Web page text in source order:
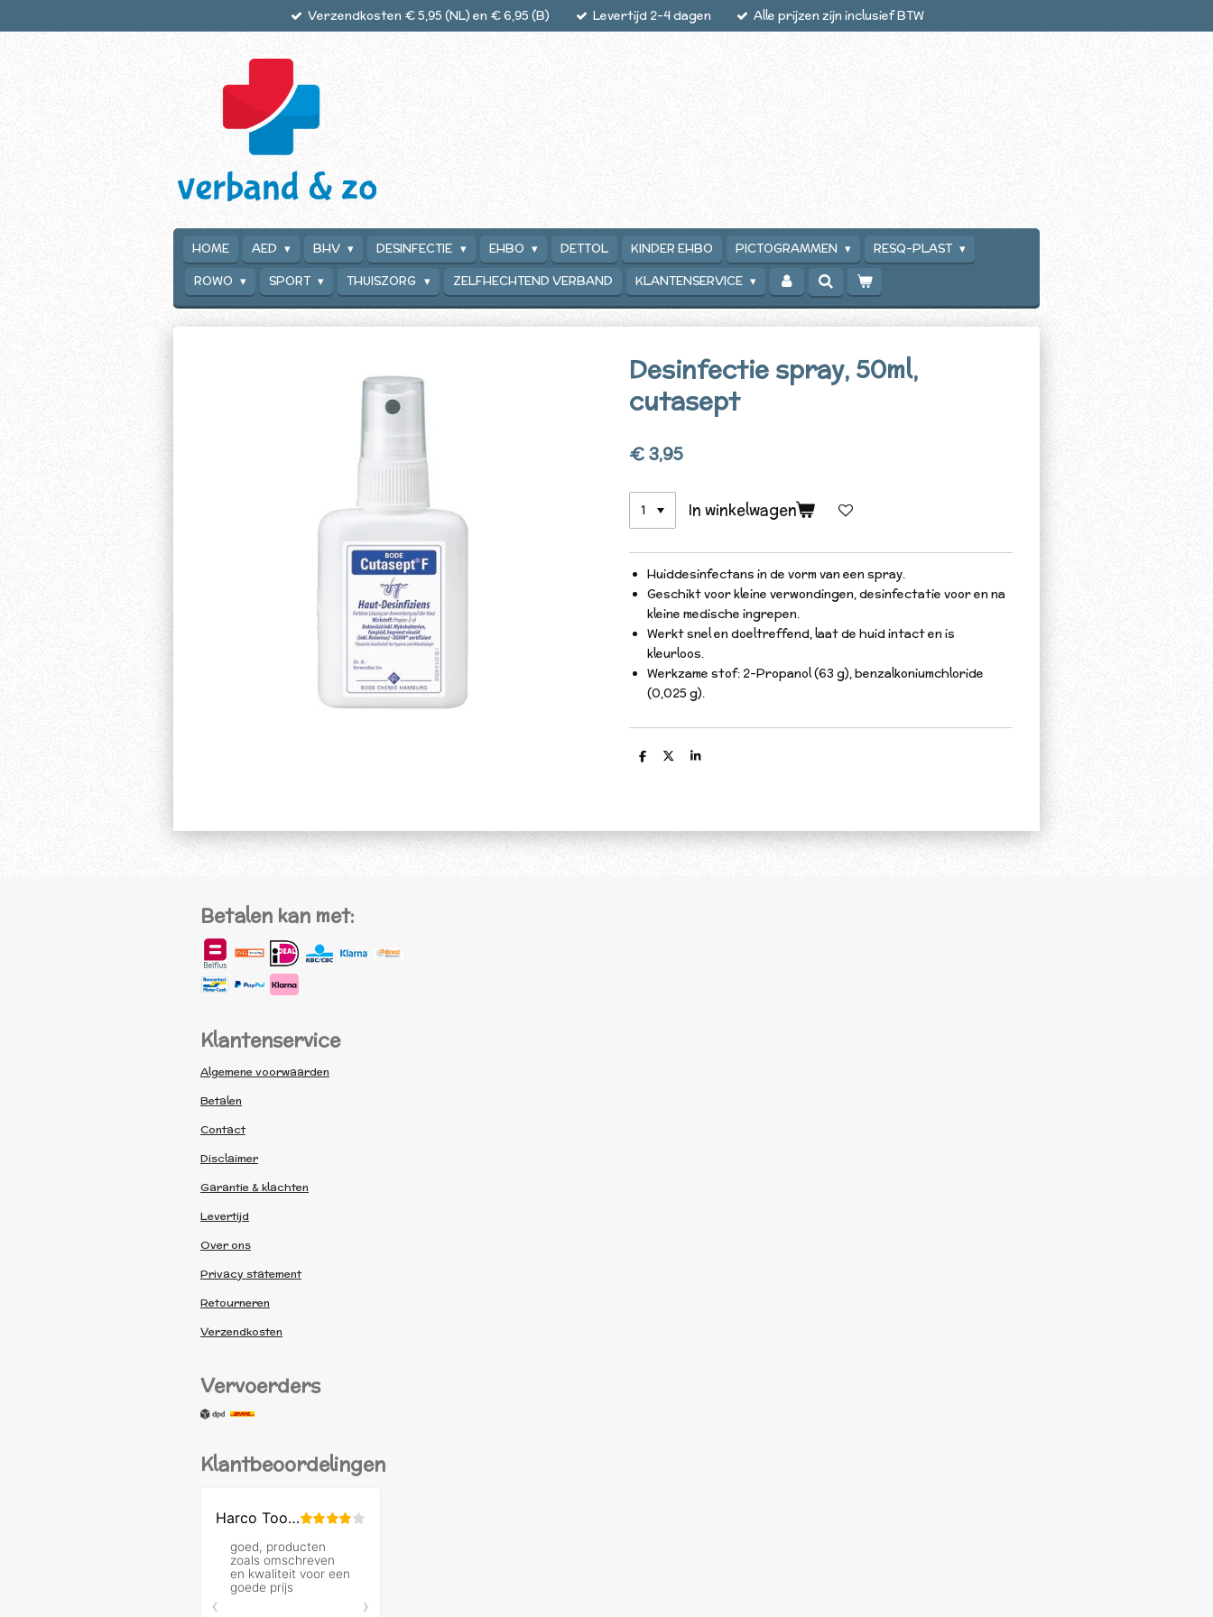
Verzendkosten € 5,95 (NL) en € 6,95 (B) Levertijd 2-4 dagen Alle prijzen zijn inclusief BTW
HOME AED BHV DESINFECTIE EHBO DETTOL KINDER EHBO PICTOGRAMMEN
RESQ-PLAST
ROWO
SPORT THUISZORG ZELFHECHTEND VERBAND KLANTENSERVICE
Desinfectie spray, 50ml,
cutasept
€ 3,95
In winkelwagen
Huiddesinfectans in de vorm van een spray.
Geschikt voor kleine verwondingen, desinfectatie voor en na
kleine medische ingrepen.
Werkt snel en doeltreffend, laat de huid intact en is
kleurloos.
Werkzame stof: 2-Propanol (63 g), benzalkoniumchloride
(0,025 g).
D
D
S
Betalen kan met:
Klantenservice
Algemene voorwaarden
Betalen
Contact
Disclaimer
Garantie & klachten
Levertijd
Over ons
Privacy statement
Retourneren
Verzendkosten
Vervoerders
Klantbeoordelingen